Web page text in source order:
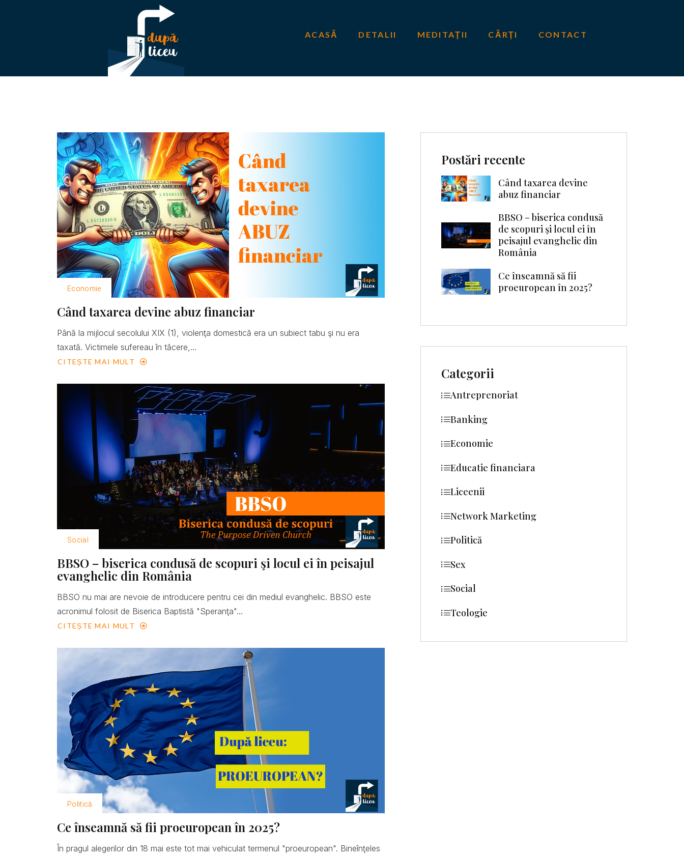
ACASĂ DETALII MEDITAŢII CĂRŢI CONTACT
Economie
Când taxarea devine abuz financiar
Până la mijlocul secolului XIX (1), violenţa domestică era un subiect tabu şi nu era
taxată. Victimele sufereau în tăcere,...
CITEȘTE MAI MULT
Social
BBSO – biserica condusă de scopuri şi locul ei în peisajul
evanghelic din România
BBSO nu mai are nevoie de introducere pentru cei din mediul evanghelic. BBSO este
acronimul folosit de Biserica Baptistă "Speranţa"...
CITEȘTE MAI MULT
Politică
Ce înseamnă să fii proeuropean în 2025?
În pragul alegerilor din 18 mai este tot mai vehiculat termenul "proeuropean". Bineînţeles
Postări recente
Când taxarea devine
abuz financiar
BBSO – biserica condusă
de scopuri şi locul ei în
peisajul evanghelic din
România
Ce înseamnă să fii
proeuropean în 2025?
Categorii
Antreprenoriat
Banking
Economie
Educatie financiara
Liceenii
Network Marketing
Politică
Sex
Social
Teologie